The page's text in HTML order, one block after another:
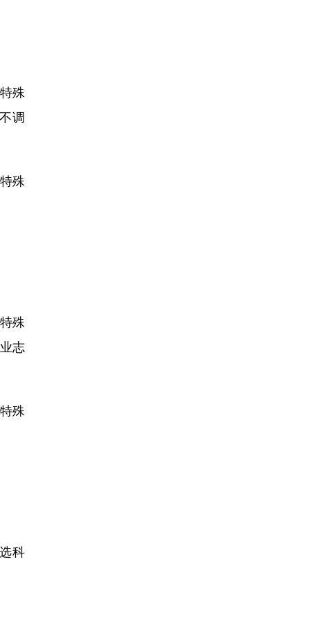
殊
调
殊
殊
志
殊
科